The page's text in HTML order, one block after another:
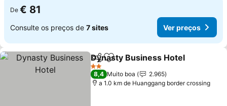
De € 81
Consulte os preços de 7 sites Ver preços
PartilharAdicionar aos favoritos
Dynasty Business Hotel
2 Estrelas
8,4 Muito boa
2.965
a 1.0 km de Huanggang border crossing